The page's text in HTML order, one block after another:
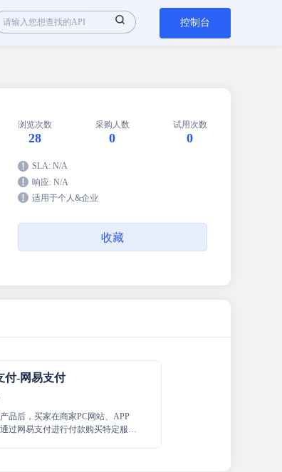
控制台
浏览次数
28
采购人数
0
试用次数
0
SLA: N/A
响应: N/A
适用于个人&企业
收藏
付-网易支付
品后，买家在商家PC网站、APP
过网易支付进行付款购买特定服务